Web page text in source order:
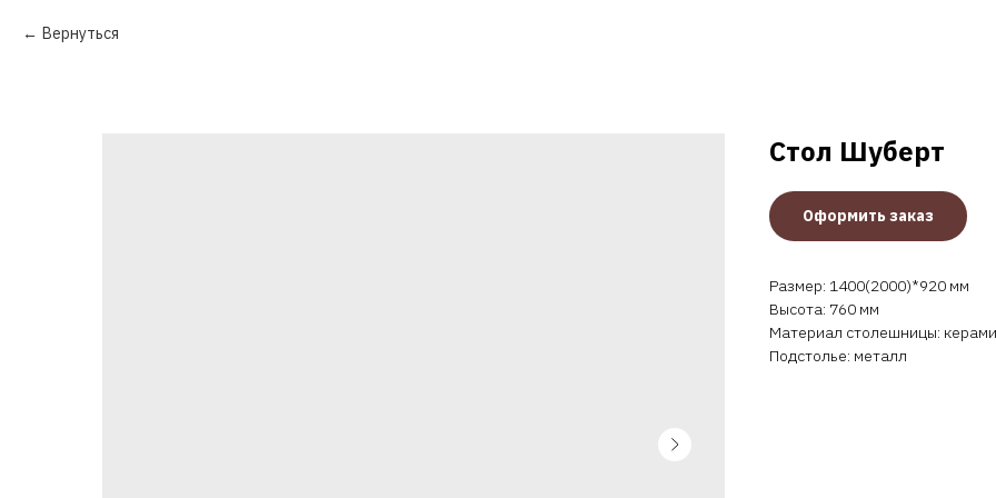
Вернуться
Стол Шуберт
Оформить заказ
Размер: 1400(2000)*920 мм
Высота: 760 мм
Материал столешницы:
Подстолье: металл